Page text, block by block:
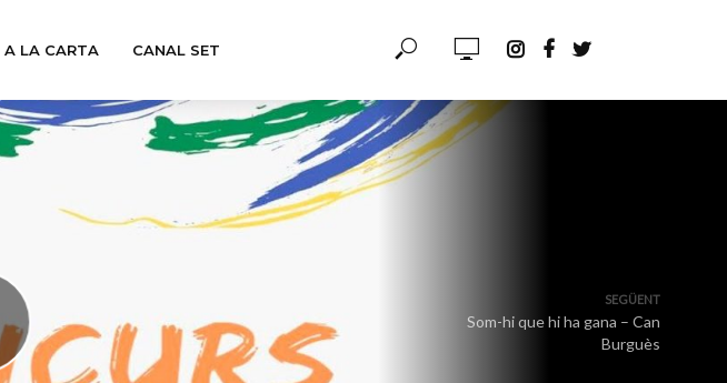
A LA CARTA CANAL SET
SEGÜENT
Som-hi que hi ha gana – Can
Burguès